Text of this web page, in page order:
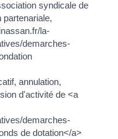
syndicale de
partenariale,
la-
demarches-
annulation,
d'activité de <a
demarches-
de dotation</a>